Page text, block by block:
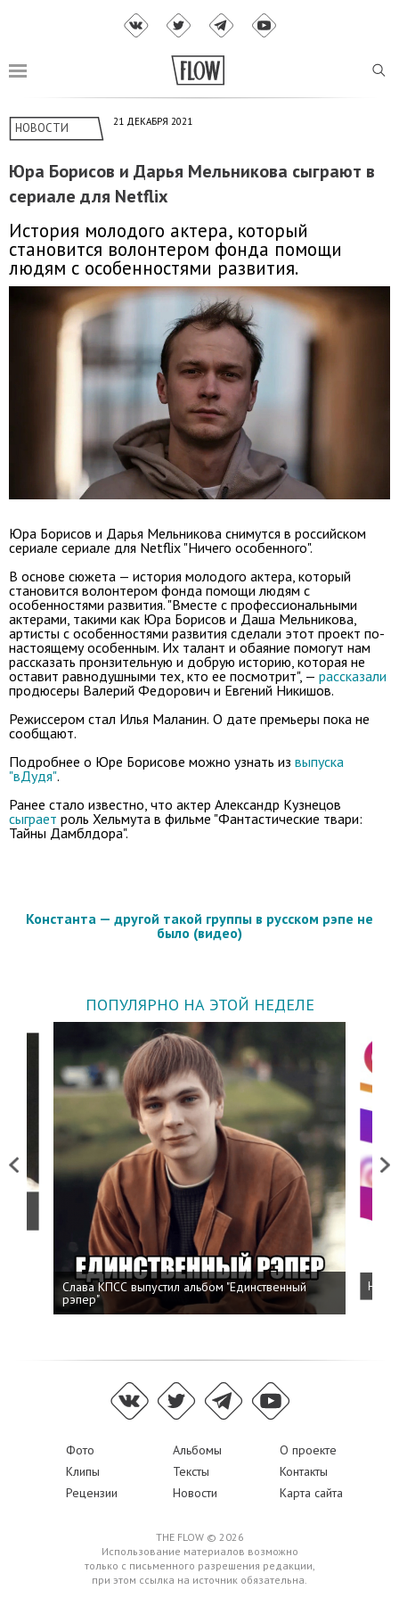
НОВОСТИ 21 ДЕКАБРЯ 2021
Юра Борисов и Дарья Мельникова сыграют в
сериале для Netflix
История молодого актера, который
становится волонтером фонда помощи
людям с особенностями развития.
Юра Борисов и Дарья Мельникова снимутся в российском
сериале сериале для Netflix "Ничего особенного".
В основе сюжета — история молодого актера, который
становится волонтером фонда помощи людям с
особенностями развития. "Вместе с профессиональными
актерами, такими как Юра Борисов и Даша Мельникова,
артисты с особенностями развития сделали этот проект по-
настоящему особенным. Их талант и обаяние помогут нам
рассказать пронзительную и добрую историю, которая не
оставит равнодушными тех, кто ее посмотрит", — рассказали
продюсеры Валерий Федорович и Евгений Никишов.
Режиссером стал Илья Маланин. О дате премьеры пока не
сообщают.
Подробнее о Юре Борисове можно узнать из выпуска
"вДудя".
Ранее стало известно, что актер Александр Кузнецов
сыграет роль Хельмута в фильме "Фантастические твари:
Тайны Дамблдора".
Константа — другой такой группы в русском рэпе не
было (видео)
ПОПУЛЯРНО НА ЭТОЙ НЕДЕЛЕ
Previous
Слава КПСС выпустил альбом "Единственный
рэпер"
Next
Фото Альбомы
О проекте
Клипы
Тексты
Контакты
Рецензии
Новости Карта сайта
THE FLOW © 2026
Использование материалов возможно
только с письменного разрешения редакции,
при этом ссылка на источник обязательна.